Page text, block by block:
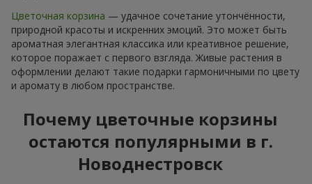
Цветочная корзина — удачное сочетание утончённости,
природной красоты и искренних эмоций. Это может быть
ароматная элегантная классика или креативное решение,
которое поражает с первого взгляда. Живые растения в
оформлении делают такие подарки гармоничными по цвету
и аромату в любом пространстве.
Почему цветочные корзины
остаются популярными в г.
Новоднестровск